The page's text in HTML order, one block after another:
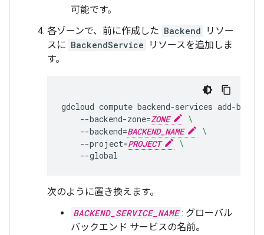
可能です。
各ゾーンで、前に作成した Backend
リソー
スに BackendService
リソースを追加しま
す。
gdcloud compute backend-services add-
--backend-zone=ZONE
\
--backend=BACKEND_NAME
\
--project=PROJECT
\
次のように置き換えます。
BACKEND_SERVICE_NAME : グローバル
バックエンド サービスの名前。